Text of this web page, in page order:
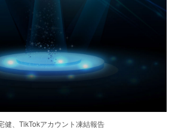
健、TikTokアカウント凍結報告